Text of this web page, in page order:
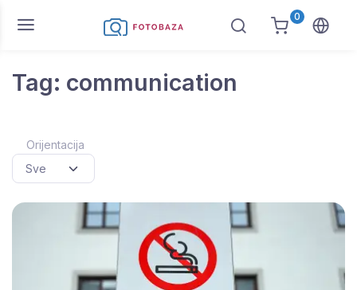
0
Tag: communication
Orijentacija